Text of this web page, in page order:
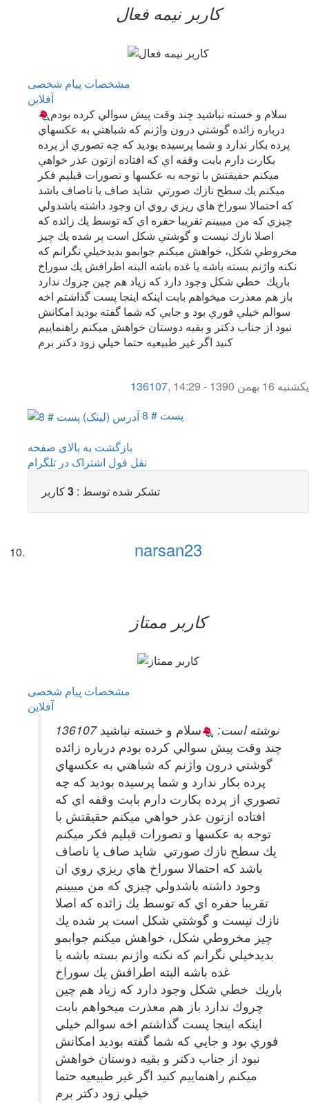
کاربر نيمه فعال
مشخصات پیام شخصی
آفلاين
سلام و خسته نباشيد چند وقت پيش سوالي كرده بودم
درباره زائده گوشتي درون واژنم كه شباهتي به عكسهاي
پرده بكار ندارد و شما پرسيده بوديد كه چه تصوري از پرده
بكارت دارم بابت وقفه اي كه افتاده ازتون عذر خواهي
ميكنم حقيقتش با توجه به عكسها و تصورات قبليم فكر
ميكنم يك سطح نازك صورتي شايد صاف يا ناصاف باشد
كه احتمالا سوراخ هاي ريزي روي ان وجود داشته باشدولي
چيزي كه من ميبينم تقريبا حفره اي كه توسط يك زائده كه
اصلا نازك نيست و گوشتي شكل است پر شده يك چيز
مخروطي شكل، خواهش ميكنم جوابمو بديدخيلي نگرانم كه
نكنه واژنم بسته باشه يا غده باشه البته اطرافش يك سوراخ
باريك خطي شكل وجود دارد كه زياد هم چين چروك ندارد
باز هم معذرت ميخواهم بابت اينكه اينجا پست گذاشتم اخه
سوالم خيلي فوري بود و جايي كه شما گفته بوديد امكانش
نبود از جناب دكتر و بقيه دوستان خواهش ميكنم راهنماييم
كنيد اگر غير طبيعيه حتما خيلي زود دكتر برم
136107,
یکشنبه 16 بهمن 1390 - 14:29
پست # 8
بازگشت به بالای صفحه
نقل قول اشتراک در تلگرام
تشکر شده توسط : 3کاربر
narsan23
کاربر ممتاز
مشخصات پیام شخصی
آفلاين
136107 نوشته است:
سلام و خسته نباشيد
چند وقت پيش سوالي كرده بودم درباره زائده
گوشتي درون واژنم كه شباهتي به عكسهاي
پرده بكار ندارد و شما پرسيده بوديد كه چه
تصوري از پرده بكارت دارم بابت وقفه اي كه
افتاده ازتون عذر خواهي ميكنم حقيقتش با
توجه به عكسها و تصورات قبليم فكر ميكنم
يك سطح نازك صورتي شايد صاف يا ناصاف
باشد كه احتمالا سوراخ هاي ريزي روي ان
وجود داشته باشدولي چيزي كه من ميبينم
تقريبا حفره اي كه توسط يك زائده كه اصلا
نازك نيست و گوشتي شكل است پر شده يك
چيز مخروطي شكل، خواهش ميكنم جوابمو
بديدخيلي نگرانم كه نكنه واژنم بسته باشه يا
غده باشه البته اطرافش يك سوراخ
باريك خطي شكل وجود دارد كه زياد هم چين
چروك ندارد باز هم معذرت ميخواهم بابت
اينكه اينجا پست گذاشتم اخه سوالم خيلي
فوري بود و جايي كه شما گفته بوديد امكانش
نبود از جناب دكتر و بقيه دوستان خواهش
ميكنم راهنماييم كنيد اگر غير طبيعيه حتما
خيلي زود دكتر برم